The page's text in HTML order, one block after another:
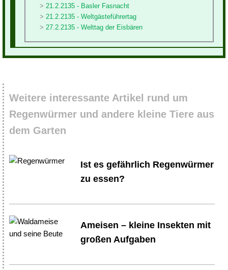
21.2.2135 - Basler Fasnacht
21.2.2135 - Weltgästeführertag
27.2.2135 - Welttag der Eisbären
Weitere interessante Artikel rund um
Regenwürmer und andere kleine Tiere aus
dem Garten
Ist es gefährlich Regenwürmer
zu essen?
Ameisen – kleine Insekten mit
großen Aufgaben